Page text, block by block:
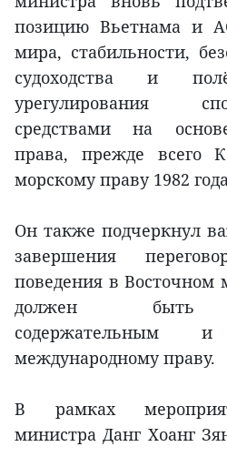
позицию Вьетнама и
мира, стабильности,
судоходства и
урегулирования
средствами на
права, прежде всего
морскому праву 1982
Он также подчеркнул
завершения
поведения в Восточном
должен быть
содержательным и
международному праву.
В рамках
министра Данг Хоанг